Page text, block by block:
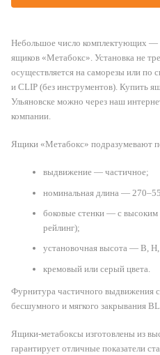
Небольшое число комплектующих —
ящиков «Метабокс». Установка не
осуществляется на саморезы или по
и CLIP (без инструментов). Купить
Ульяновске можно через наш
компании.
Ящики «Метабокс» подразумевают
выдвижение — частичное;
номинальная длина —
боковые стенки — с
рейлинг);
установочная высота — B,
кремовый или серый цвета.
Фурнитура частичного выдвижения
бесшумного и мягкого закрывания
Ящики-метабоксы изготовлены из
гарантирует отличные показатели